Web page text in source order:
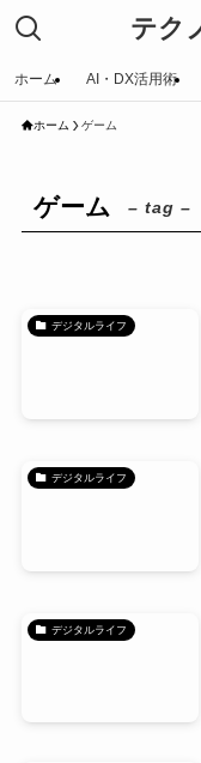
テク
ホーム AI・DX活用術
ホーム ゲーム
ゲーム – tag –
デジタルライフ
デジタルライフ
デジタルライフ